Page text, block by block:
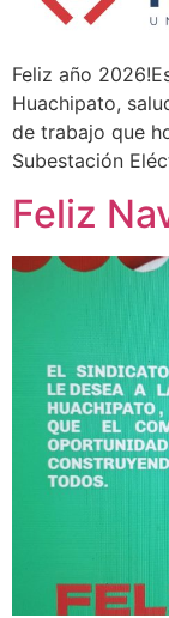
Feliz año
Huachipato,
de trabajo que
Subestación
Feliz